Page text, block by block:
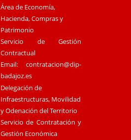
Área de Economía,
Hacienda, Compras y
Patrimonio
Servicio de Gestión
Contractual
Email:contratacion@dip-
badajoz.es
Delegación de
Infraestructuras, Movilidad
y Odenación del Territorio
Servicio de Contratación y
Gestión Económica